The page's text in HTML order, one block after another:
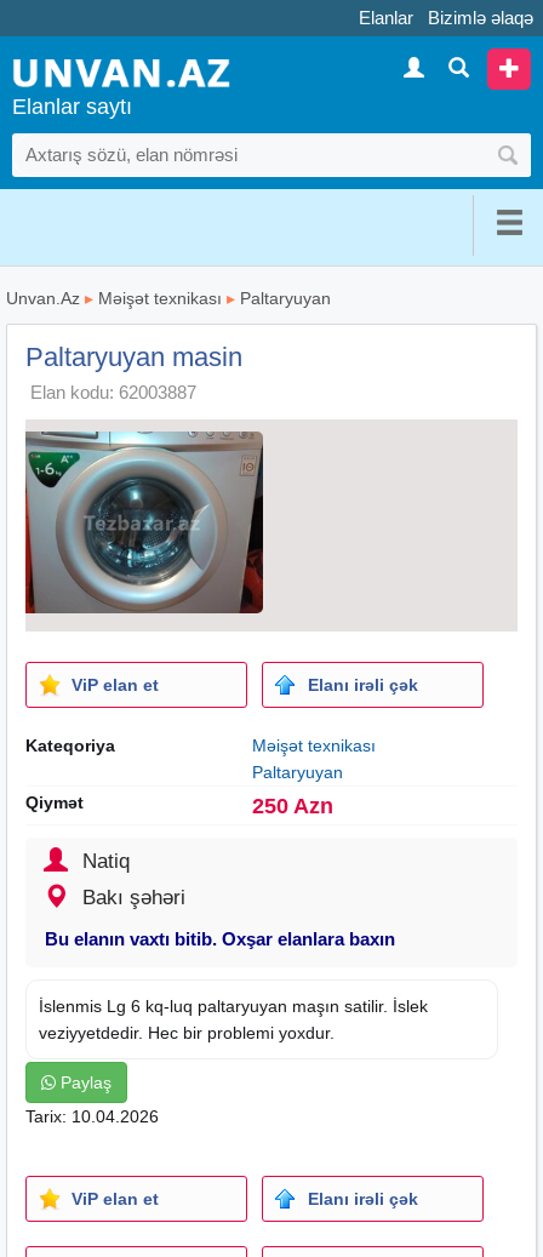
Elanlar Bizimlə əlaqə
Elanlar saytı
Unvan.Az ▸ Məişət texnikası ▸ Paltaryuyan
Paltaryuyan masin
Elan kodu: 62003887
ViP elan et Elanı irəli çək
Kateqoriya
Məişət texnikası
Paltaryuyan
Qiymət
250 Azn
Natiq
Bakı şəhəri
Bu elanın vaxtı bitib. Oxşar elanlara baxın
İslenmis Lg 6 kq-luq paltaryuyan maşın satilir. İslek
veziyyetdedir. Hec bir problemi yoxdur.
Paylaş
Tarix: 10.04.2026
ViP elan et Elanı irəli çək